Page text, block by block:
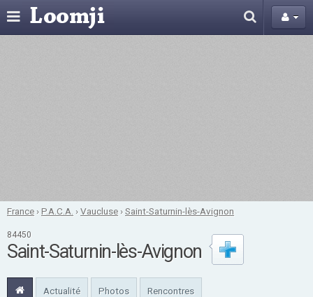
France ›P.A.C.A. ›Vaucluse ›Saint-Saturnin-lès-Avignon
84450
Saint-Saturnin-lès-Avignon
Actualité Photos Rencontres